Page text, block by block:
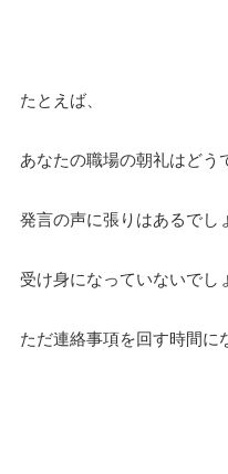
たとえば、
あなたの職場の朝礼はどう
発言の声に張りはあるでし
受け身になっていないでし
ただ連絡事項を回す時間に